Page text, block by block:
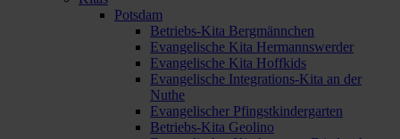
Potsdam
Betriebs-Kita Bergmännchen
Evangelische Kita Hermannswerder
Evangelische Kita Hoffkids
Evangelische Integrations-Kita an der
Nuthe
Evangelischer Pfingstkindergarten
Betriebs-Kita Geolino